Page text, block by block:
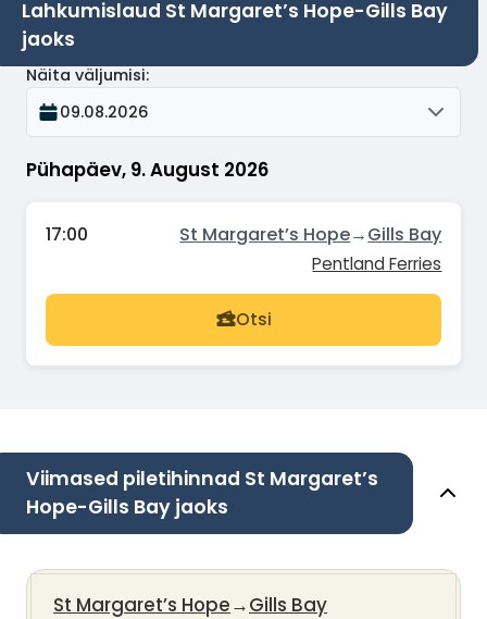
Lahkumislaud St Margaret’s Hope-Gills Bay
jaoks
Pühapäev, 9. August 2026
Näita väljumisi:
09.08.2026
17:00 St Margaret’s Hope→Gills Bay
Pentland Ferries
Otsi
Viimased piletihinnad St Margaret’s
Hope-Gills Bay jaoks
St Margaret’s Hope→Gills Bay